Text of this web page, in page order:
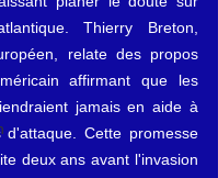
Thierry Breton,
relate des propos
affirmant que les
jamais en aide à
Cette promesse
deux ans avant l'invasion